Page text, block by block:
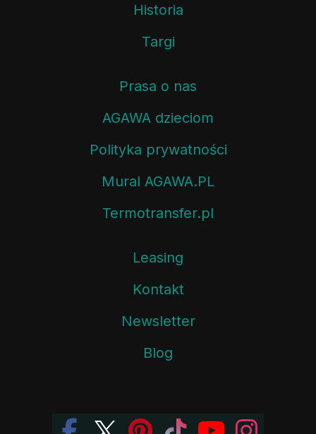
Historia
Targi
Prasa o nas
AGAWA dzieciom
Polityka prywatności
Mural AGAWA.PL
Termotransfer.pl
Leasing
Kontakt
Newsletter
Blog